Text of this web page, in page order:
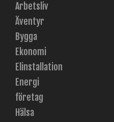
Arbetsliv
Äventyr
Bygga
Ekonomi
Elinstallation
Energi
företag
Hälsa